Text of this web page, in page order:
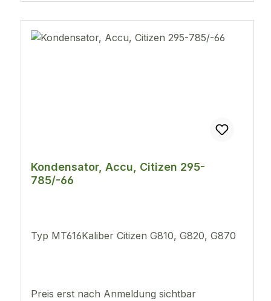
Kondensator, Accu, Citizen 295-
785/-66
Typ MT616Kaliber Citizen G810, G820, G870
Preis erst nach Anmeldung sichtbar